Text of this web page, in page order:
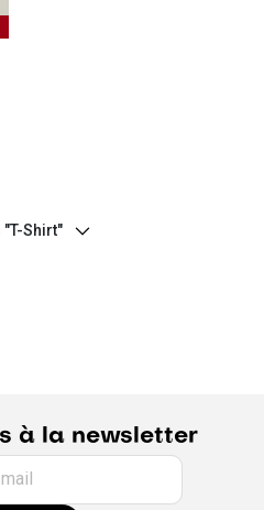
Shirt"
à la newsletter